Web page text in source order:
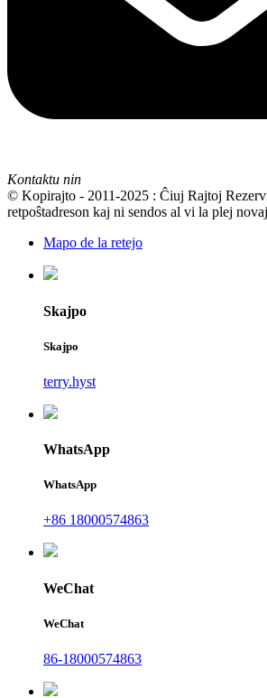
Kontaktu nin
© Kopirajto - 2011-2025 : Ĉiuj Rajtoj
retpoŝtadreson kaj ni sendos al vi la plej
Mapo de la retejo
Skajpo
Skajpo
terry.hyst
WhatsApp
WhatsApp
+86 18000574863
WeChat
WeChat
86-18000574863